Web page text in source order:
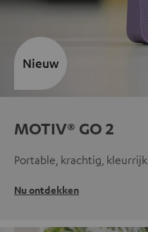
MOTIV® GO 2
Portable, krachtig, kleurrijk
Nu ontdekken
Nieuw